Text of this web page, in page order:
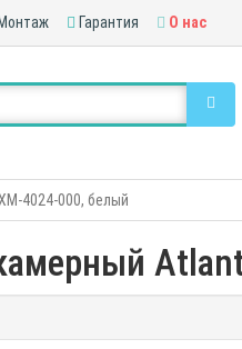
Монтаж Гарантия О нас
4024-000, белый